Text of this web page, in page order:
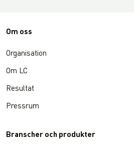
Om oss
Organisation
Om LC
Resultat
Pressrum
Branscher och produkter